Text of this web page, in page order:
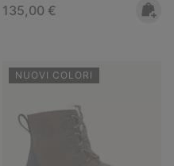
Regular price:
135,00 €
NUOVI COLORI